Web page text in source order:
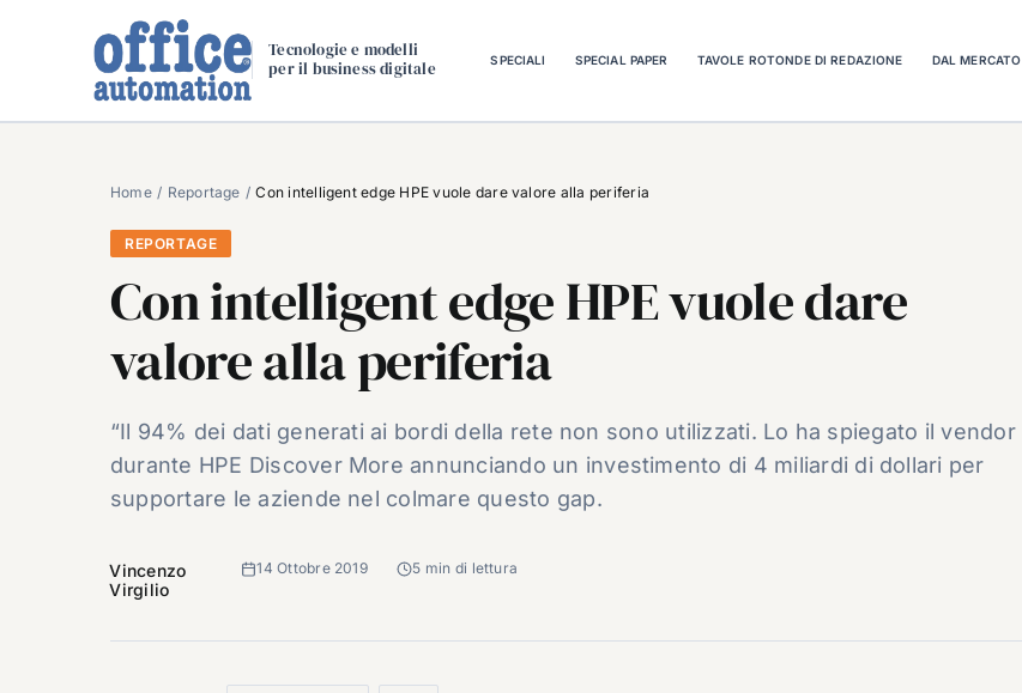
Tecnologie e modelli
per il business digitale
SPECIALI SPECIAL PAPER TAVOLE ROTONDE DI REDAZIONE DAL MERCATO
Home Reportage Con intelligent edge HPE vuole dare valore alla periferia
REPORTAGE
Con intelligent edge HPE vuole dare
valore alla periferia
“Il 94% dei dati generati ai bordi della rete non sono utilizzati. Lo ha spiegato il vendor
durante HPE Discover More annunciando un investimento di 4 miliardi di dollari per
supportare le aziende nel colmare questo gap.
Vincenzo
Virgilio
14 Ottobre 2019 5 min di lettura